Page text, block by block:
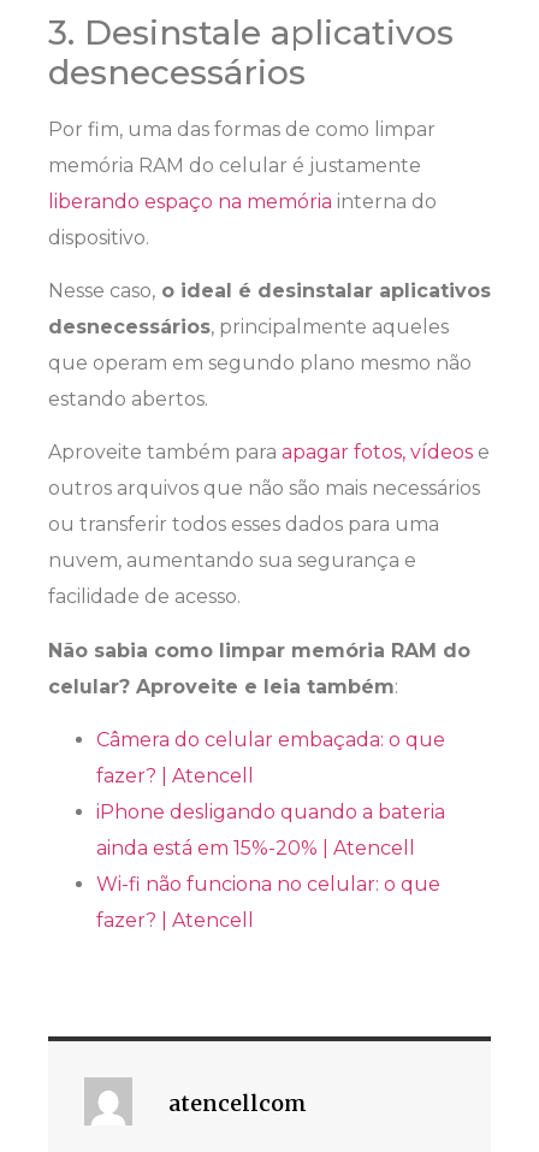
3. Desinstale aplicativos
desnecessários
Por fim, uma das formas de como limpar
memória RAM do celular é justamente
liberando espaço na memória interna do
dispositivo.
Nesse caso, o ideal é desinstalar aplicativos
desnecessários, principalmente aqueles
que operam em segundo plano mesmo não
estando abertos.
Aproveite também para apagar fotos, vídeos e
outros arquivos que não são mais necessários
ou transferir todos esses dados para uma
nuvem, aumentando sua segurança e
facilidade de acesso.
Não sabia como limpar memória RAM do
celular? Aproveite e leia também:
Câmera do celular embaçada: o que
fazer? | Atencell
iPhone desligando quando a bateria
ainda está em 15%-20% | Atencell
Wi-fi não funciona no celular: o que
fazer? | Atencell
atencellcom